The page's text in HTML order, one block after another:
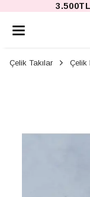
Çelik Takılar Çelik